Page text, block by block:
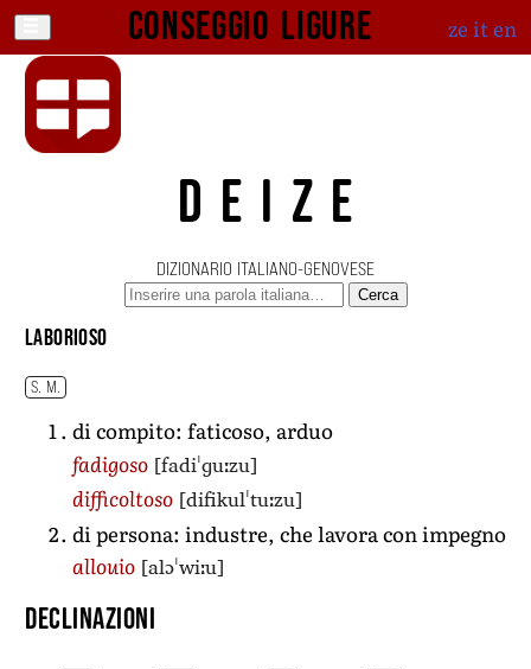
Conseggio ligure ze iten
DEIZE
DIZIONARIO ITALIANO-GENOVESE
Cerca
laborioso
S. M.
di compito: faticoso, arduo
fadigoso [fadiˈɡuːzu]
difficoltoso [difikulˈtuːzu]
di persona: industre, che lavora con impegno
allouio [alɔˈwiːu]
Declinazioni